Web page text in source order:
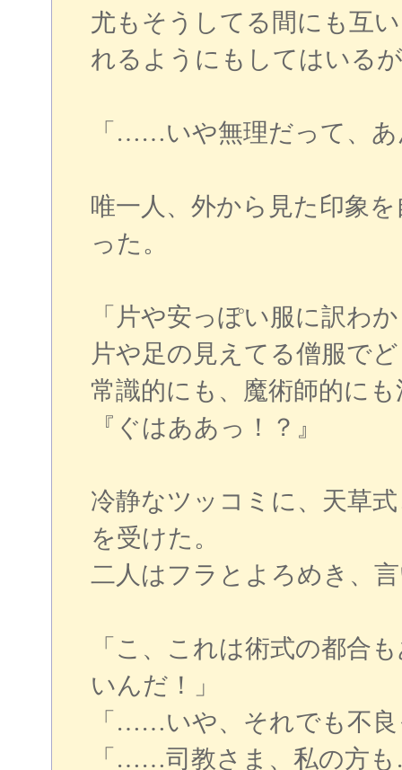
尤もそうしてる間にも互
れるようにもしてはいる
「……いや無理だって、
唯一人、外から見た印象
った。
「片や安っぽい服に訳わ
片や足の見えてる僧服で
常識的にも、魔術師的に
『ぐはああっ！？』
冷静なツッコミに、天草
を受けた。
二人はフラとよろめき、
「こ、これは術式の都合
いんだ！」
「……いや、それでも不
「……司教さま、私の方